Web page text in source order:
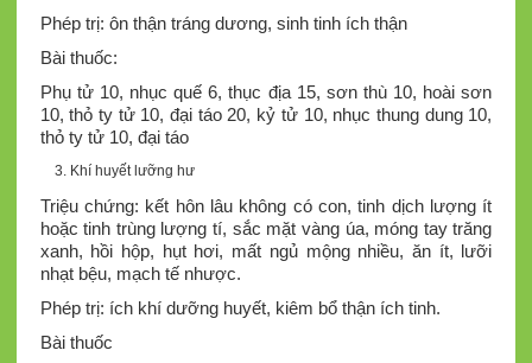
Phép trị: ôn thận tráng dương, sinh tinh ích thận
Bài thuốc:
Phụ tử 10, nhục quế 6, thục địa 15, sơn thù 10, hoài sơn
10, thỏ ty tử 10, đại táo 20, kỷ tử 10, nhục thung dung 10,
thỏ ty tử 10, đại táo
Khí huyết lưỡng hư
Triệu chứng: kết hôn lâu không có con, tinh dịch lượng ít
hoặc tinh trùng lượng tí, sắc mặt vàng úa, móng tay trăng
xanh, hồi hộp, hụt hơi, mất ngủ mộng nhiều, ăn ít, lưỡi
nhạt bệu, mạch tế nhược.
Phép trị: ích khí dưỡng huyết, kiêm bổ thận ích tinh.
Bài thuốc